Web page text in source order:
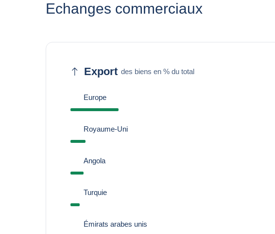
Echanges commerciaux
Export des biens en % du total
Europe
Royaume-Uni
Angola
Turquie
Émirats arabes unis